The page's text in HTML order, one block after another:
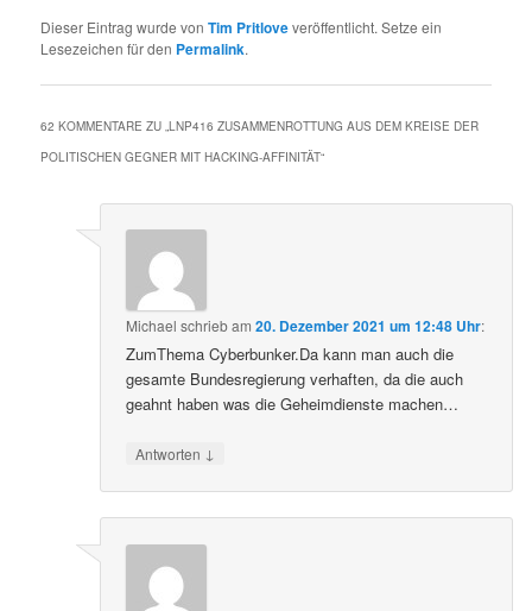
Dieser Eintrag wurde vonTim Pritloveveröffentlicht. Setze ein
Lesezeichen für den Permalink.
62 KOMMENTARE ZU „LNP416 ZUSAMMENROTTUNG AUS DEM KREISE DER
POLITISCHEN GEGNER MIT HACKING-AFFINITÄT“
Michael schriebam20. Dezember 2021 um 12:48 Uhr:
ZumThema Cyberbunker.Da kann man auch die
gesamte Bundesregierung verhaften, da die auch
geahnt haben was die Geheimdienste machen…
Antworten ↓